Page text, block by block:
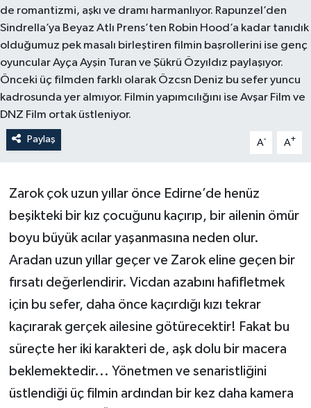
de romantizmi, aşkı ve dramı harmanlıyor. Rapunzel’den
Sindrella’ya Beyaz Atlı Prens’ten Robin Hood’a kadar tanıdık
olduğumuz pek masalı birleştiren filmin başrollerini ise genç
oyuncular Ayça Ayşin Turan ve Şükrü Özyıldız paylaşıyor.
Önceki üç filmden farklı olarak Özcsn Deniz bu sefer yuncu
kadrosunda yer almıyor. Filmin yapımcılığını ise Avşar Film ve
DNZ Film ortak üstleniyor.
Paylaş A- A+
Zarok çok uzun yıllar önce Edirne’de henüz
beşikteki bir kız çocuğunu kaçırıp, bir ailenin ömür
boyu büyük acılar yaşanmasına neden olur.
Aradan uzun yıllar geçer ve Zarok eline geçen bir
fırsatı değerlendirir. Vicdan azabını hafifletmek
için bu sefer, daha önce kaçırdığı kızı tekrar
kaçırarak gerçek ailesine götürecektir! Fakat bu
süreçte her iki karakteri de, aşk dolu bir macera
beklemektedir... Yönetmen ve senaristliğini
üstlendiği üç filmin ardından bir kez daha kamera